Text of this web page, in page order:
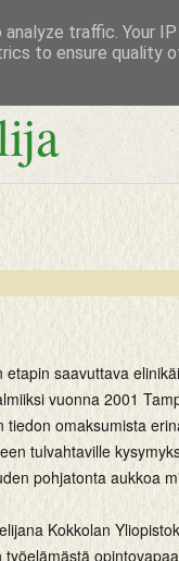
saavuttava
vuonna 2001
omaksumista
tulvahtaville
pohjatonta aukkoa
Kokkolan
traffic. Your
to ensure quality